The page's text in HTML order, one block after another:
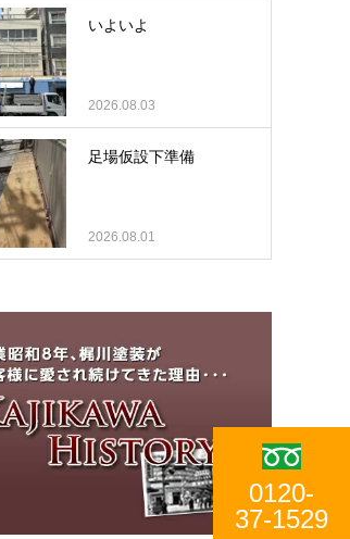
いよいよ
2026.08.03
足場仮設下準備
2026.08.01
0120-
37-1529